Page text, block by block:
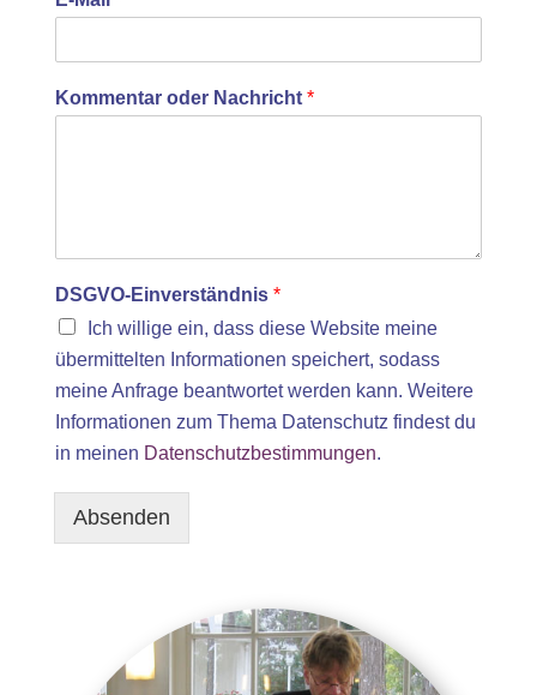
Kommentar oder Nachricht *
DSGVO-Einverständnis *
Ich willige ein, dass diese Website meine
übermittelten Informationen speichert, sodass
meine Anfrage beantwortet werden kann. Weitere
Informationen zum Thema Datenschutz findest du
in meinen Datenschutzbestimmungen.
Absenden